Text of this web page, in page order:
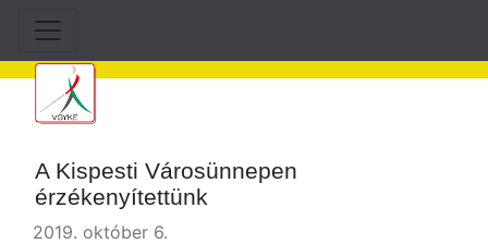
A Kispesti Városünnepen
érzékenyítettünk
2019. október 6.